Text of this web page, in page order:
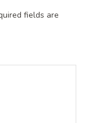
ngawi
fields are